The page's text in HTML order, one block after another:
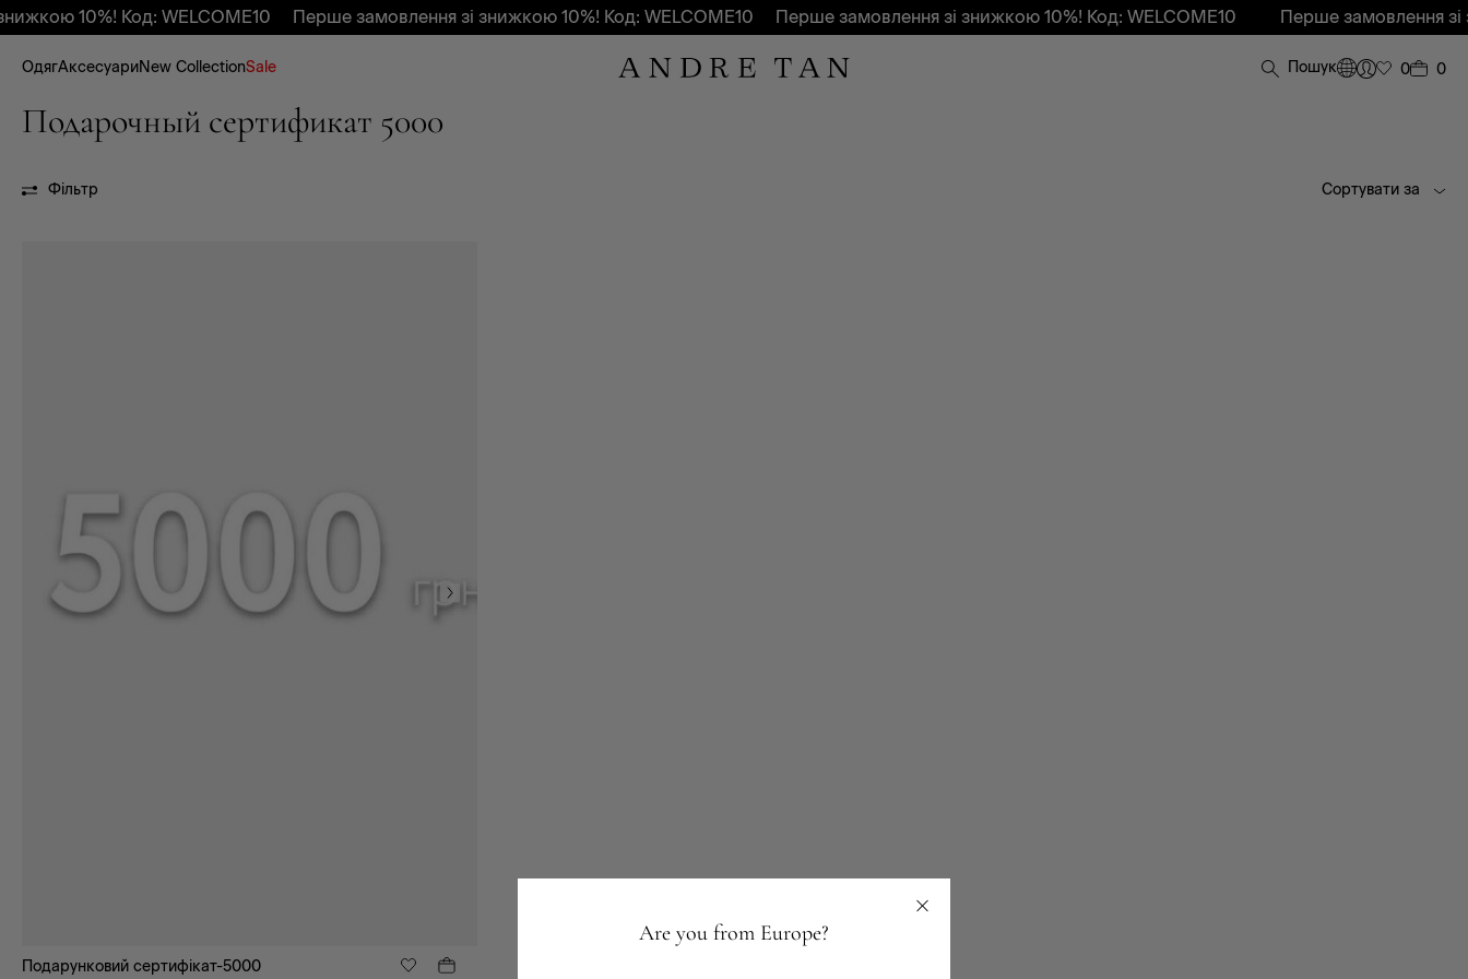
Are you from Europe?
10%! Код: WELCOME10 Перше замовлення зі знижкою 10%! Код: WELCOME10 Перше замовлення зі знижкою 10%! Код: WELCOME10 Перше замовлення зі
ОдягАксесуариNew CollectionSale Пошук 0 0
Подарочный сертификат 5000
Фільтр Сортувати за
Подарунковий сертифікат-5000